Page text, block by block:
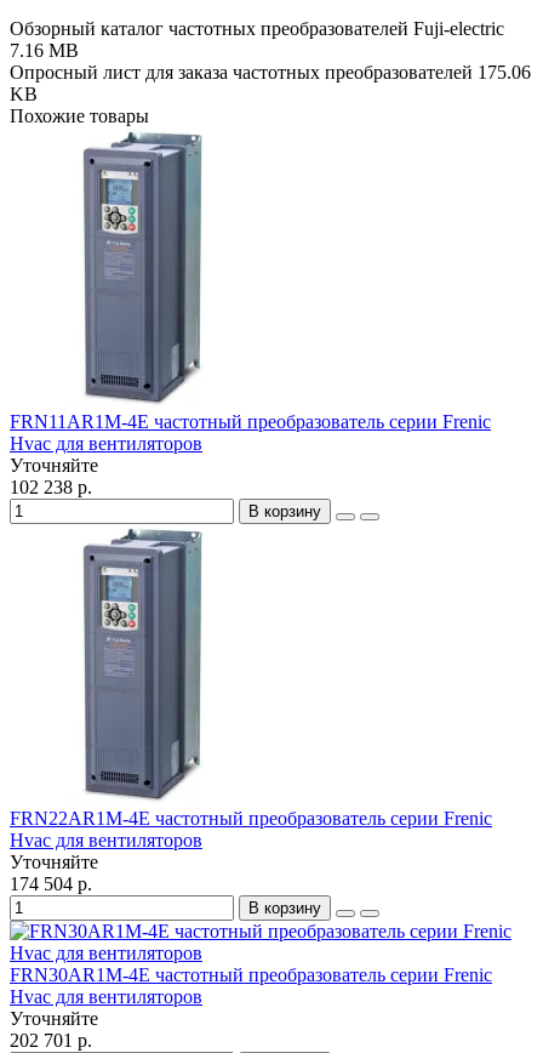
Обзорный каталог частотных преобразователей Fuji-electric
7.16 MB
Опросный лист для заказа частотных преобразователей 175.06
KB
Похожие товары
FRN11AR1M-4E частотный преобразователь серии Frenic
Hvac для вентиляторов
Уточняйте
102 238 р.
В корзину
FRN22AR1M-4E частотный преобразователь серии Frenic
Hvac для вентиляторов
Уточняйте
174 504 р.
В корзину
FRN30AR1M-4E частотный преобразователь серии Frenic
Hvac для вентиляторов
Уточняйте
202 701 р.